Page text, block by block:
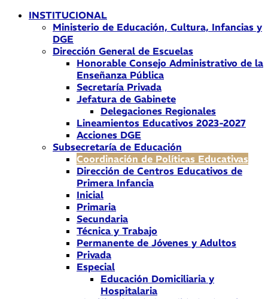
INSTITUCIONAL
Ministerio de Educación, Cultura, Infancias y
DGE
Dirección General de Escuelas
Honorable Consejo Administrativo de la
Enseñanza Pública
Secretaría Privada
Jefatura de Gabinete
Delegaciones Regionales
Lineamientos Educativos 2023-2027
Acciones DGE
Subsecretaría de Educación
Coordinación de Políticas Educativas
Dirección de Centros Educativos de
Primera Infancia
Inicial
Primaria
Secundaria
Técnica y Trabajo
Permanente de Jóvenes y Adultos
Privada
Especial
Educación Domiciliaria y
Hospitalaria